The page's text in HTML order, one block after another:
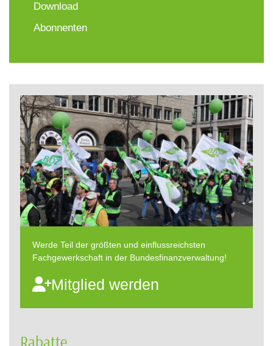
Download
Abonnenten
Werde Teil der größten und einflussreichsten
Fachgewerkschaft in der Bundesfinanzverwaltung!
Mitglied werden
Rabatte